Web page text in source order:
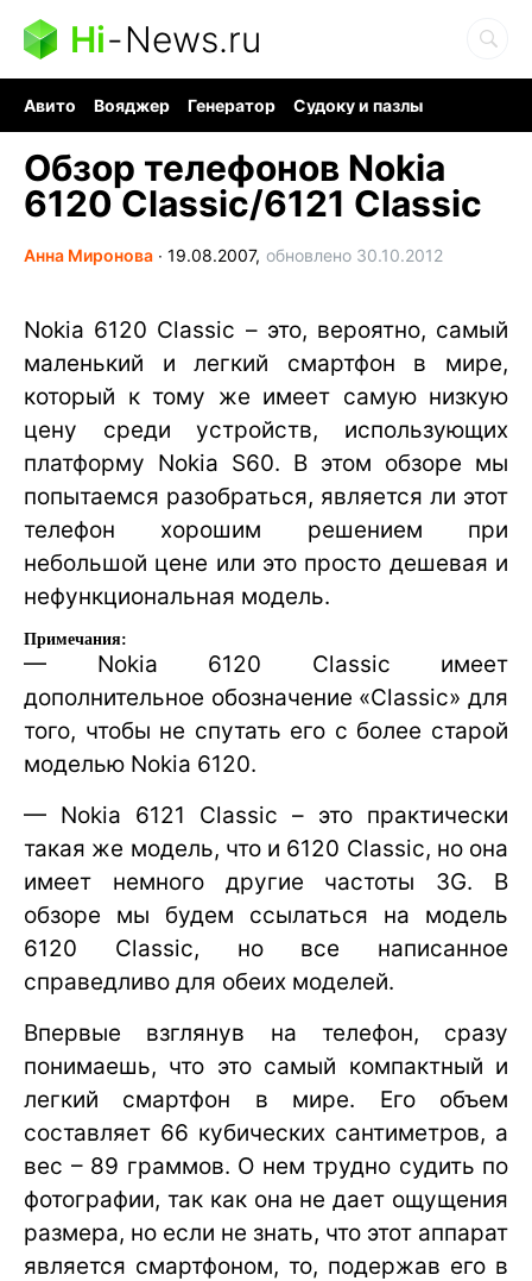
Hi-News.ru
Авито Вояджер Генератор
Судоку и пазлы
Обзор телефонов Nokia
6120 Classic/6121 Classic
Анна Миронова ∙ 19.08.2007, обновлено 30.10.2012
Nokia 6120 Classic – это, вероятно, самый
маленький и легкий смартфон в мире,
который к тому же имеет самую низкую
цену среди устройств, использующих
платформу Nokia S60. В этом обзоре мы
попытаемся разобраться, является ли этот
телефон хорошим решением при
небольшой цене или это просто дешевая и
нефункциональная модель.
Примечания:
— Nokia 6120 Classic имеет
дополнительное обозначение «Classic» для
того, чтобы не спутать его с более старой
моделью Nokia 6120.
— Nokia 6121 Classic – это практически
такая же модель, что и 6120 Classic, но она
имеет немного другие частоты 3G. В
обзоре мы будем ссылаться на модель
6120 Classic, но все написанное
справедливо для обеих моделей.
Впервые взглянув на телефон, сразу
понимаешь, что это самый компактный и
легкий смартфон в мире. Его объем
составляет 66 кубических сантиметров, а
вес – 89 граммов. О нем трудно судить по
фотографии, так как она не дает ощущения
размера, но если не знать, что этот аппарат
является смартфоном, то, подержав его в